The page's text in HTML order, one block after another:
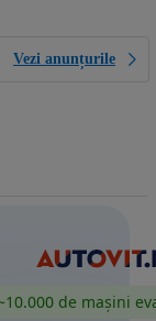
Vezi anunțurile
de mașini